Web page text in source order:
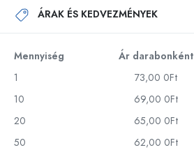
ÁRAK ÉS KEDVEZMÉNYEK
Mennyiség Ár darabonként
1
73,00 0Ft
10
69,00 0Ft
20
65,00 0Ft
50
62,00 0Ft